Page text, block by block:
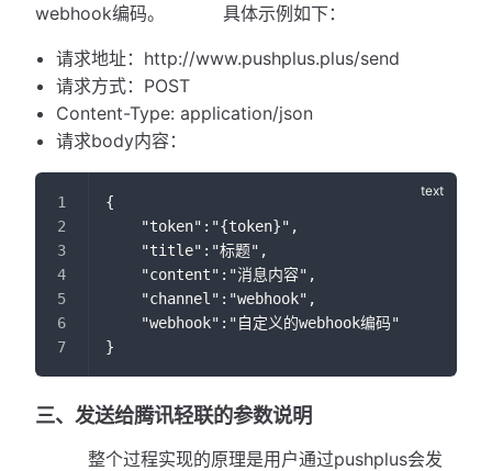
webhook编码。 具体示例如下：
请求地址：http://www.pushplus.plus/send
请求方式：POST
Content-Type: application/json
请求body内容：
{
    "token":"{token}",
    "title":"标题",
    "content":"消息内容",
    "channel":"webhook",
    "webhook":"自定义的webhook编码"
}
三、发送给腾讯轻联的参数说明
整个过程实现的原理是用户通过pushplus会发